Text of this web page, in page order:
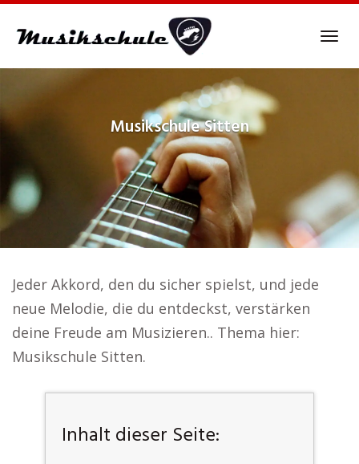
MusikschuleSitten
Jeder Akkord, den du sicher spielst, und jede
neue Melodie, die du entdeckst, verstärken
deine Freude am Musizieren.. Thema hier:
Musikschule Sitten.
Inhalt dieser Seite: